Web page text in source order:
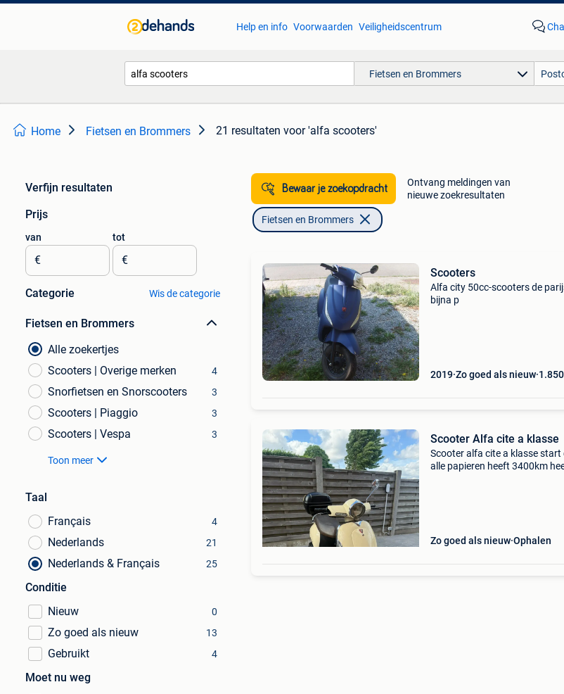
Help en info Voorwaarden Veiligheidscentrum
Fietsen en Brommers
Home Fietsen en Brommers 21 resultaten voor 'alfa scooters'
Verfijn resultaten
Prijs
van
€
tot
€
Categorie Wis de categorie
Fietsen en Brommers
Alle zoekertjes
Scooters | Overige merken
4
Snorfietsen en Snorscooters 3
Scooters | Piaggio 3
Scooters | Vespa 3
Toon meer
Taal
Français
4
Nederlands 21
Nederlands & Français 25
Conditie
Nieuw
0
Zo goed als nieuw 13
Gebruikt 4
Moet nu weg
Bewaar je zoekopdracht
Ontvang meldingen van
nieuwe zoekresultaten
Fietsen en Brommers
Scooters
Alfa city 50cc-scooters de
bijna p
2019 Zo goed als nieuw 1.850
Scooter Alfa cite a klasse
Scooter alfa cite a klasse
alle papieren heeft 3400km
Zo goed als nieuw Ophalen